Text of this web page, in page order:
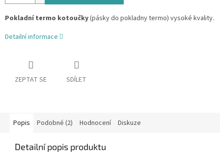
Pokladní termo kotoučky(pásky do pokladny termo) vysoké kvality.
Detailní informace
ZEPTAT SE SDÍLET
Popis Podobné (2) Hodnocení Diskuze
Detailní popis produktu